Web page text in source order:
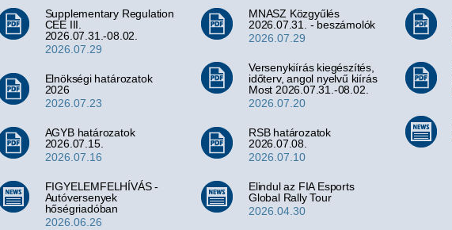
Supplementary Regulation
CEE III.
2026.07.31.-08.02.
2026.07.29
Elnökségi határozatok
2026
2026.07.23
AGYB határozatok
2026.07.15.
2026.07.16
FIGYELEMFELHÍVÁS -
Autóversenyek
hőségriadóban
2026.06.26
MNASZ Közgyűlés
2026.07.31. - beszámolók
2026.07.29
Versenykiírás kiegészítés,
időterv, angol nyelvű kiírás
Most 2026.07.31.-08.02.
2026.07.20
RSB határozatok
2026.07.08.
2026.07.10
Elindul az FIA Esports
Global Rally Tour
2026.04.30